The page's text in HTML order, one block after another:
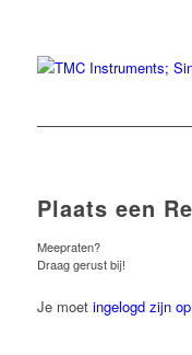
Plaats een
Meepraten?
Draag gerust bij!
Je moet ingelogd zijn op